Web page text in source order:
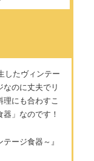
したヴィンテー
のに丈夫でリ
にも合わすこ
」なのです！
ージ食器～』